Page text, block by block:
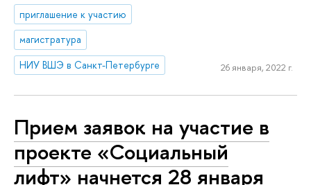
приглашение к участию
магистратура
НИУ ВШЭ в Санкт-Петербурге
26 января, 2022 г.
Прием заявок на участие в
проекте «Социальный
лифт» начнется 28 января